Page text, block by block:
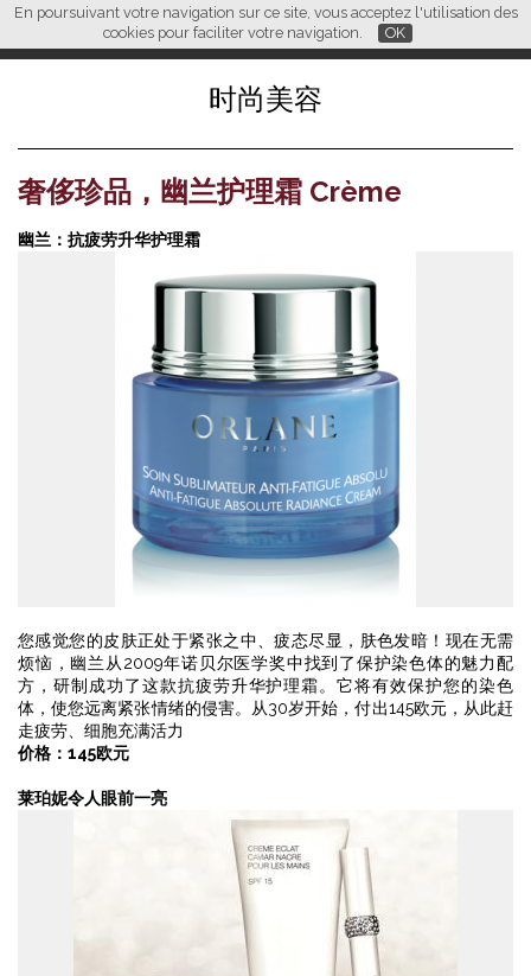
En poursuivant votre navigation sur ce site, vous acceptez l'utilisation des
cookies pour faciliter votre navigation.
OK
FR EN CN
L M
时尚美容
奢侈珍品，幽兰护理霜 Crème
幽兰：抗疲劳升华护理霜
您感觉您的皮肤正处于紧张之中、疲态尽显，肤色发暗！现在无需
烦恼，幽兰从2009年诺贝尔医学奖中找到了保护染色体的魅力配
方，研制成功了这款抗疲劳升华护理霜。它将有效保护您的染色
体，使您远离紧张情绪的侵害。从30岁开始，付出145欧元，从此赶
走疲劳、细胞充满活力
价格：145欧元
莱珀妮令人眼前一亮